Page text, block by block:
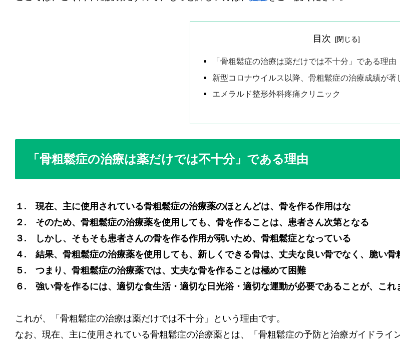
目次
「骨粗鬆症の治療は薬だけでは不十分」である理由
新型コロナウイルス以降、骨粗鬆症の治療成績が著
エメラルド整形外科疼痛クリニック
「骨粗鬆症の治療は薬だけでは不十分」である理由
１. 現在、主に使用されている骨粗鬆症の治療薬のほとんどは、骨を作る作用はな
２. そのため、骨粗鬆症の治療薬を使用しても、骨を作ることは、患者さん次第となる
３. しかし、そもそも患者さんの骨を作る作用が弱いため、骨粗鬆症となっている
４. 結果、骨粗鬆症の治療薬を使用しても、新しくできる骨は、丈夫な良い骨でなく、脆い骨
５. つまり、骨粗鬆症の治療薬では、丈夫な骨を作ることは極めて困難
６. 強い骨を作るには、適切な食生活・適切な日光浴・適切な運動が必要であることが、こ
これが、「骨粗鬆症の治療は薬だけでは不十分」という理由です。
なお、現在、主に使用されている骨粗鬆症の治療薬とは、「骨粗鬆症の予防と治療ガイドラ